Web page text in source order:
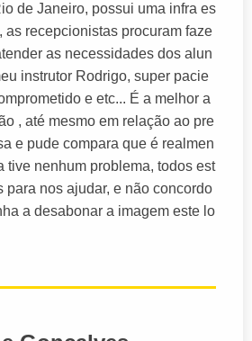
de Janeiro, possui uma infra es
as recepcionistas procuram faze
as necessidades dos alun
instrutor Rodrigo, super pacie
e etc... É a melhor a
, até mesmo em relação ao pre
e pude compara que é realmen
tive nenhum problema, todos est
para nos ajudar, e não concordo
a desabonar a imagem este lo